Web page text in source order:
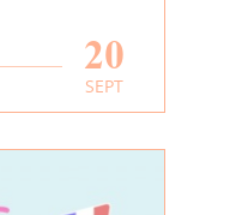
20
SEPT